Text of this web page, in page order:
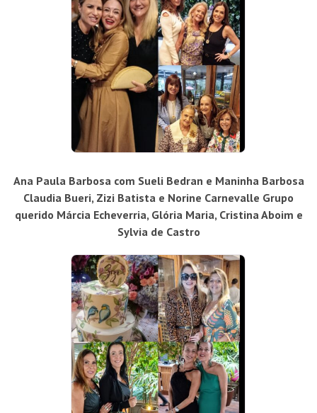
Ana Paula Barbosa com Sueli Bedran e Maninha Barbosa
Claudia Bueri, Zizi Batista e Norine Carnevalle Grupo
querido Márcia Echeverria, Glória Maria, Cristina Aboim e
Sylvia de Castro